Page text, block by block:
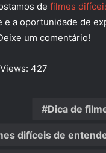
de filmes
e a oportunidade de
um comentário!
427
Dica de
difíceis de